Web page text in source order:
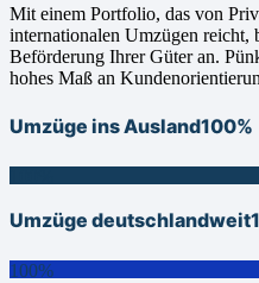
Mit einem Portfolio, das von
internationalen Umzügen reicht,
Beförderung Ihrer Güter an.
hohes Maß an
Umzüge ins Ausland100%
Umzüge deutschlandweit
100%